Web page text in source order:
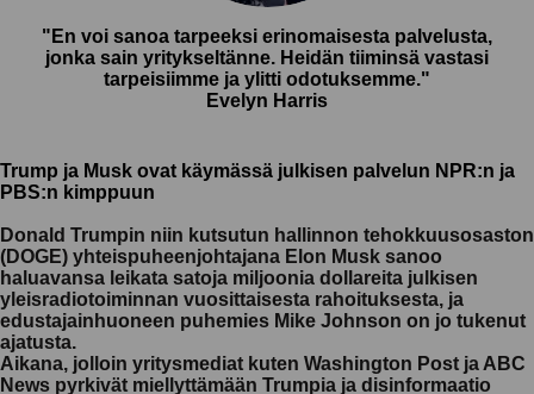
"En voi sanoa tarpeeksi erinomaisesta palvelusta,
jonka sain yritykseltänne. Heidän tiiminsä vastasi
tarpeisiimme ja ylitti odotuksemme."
Evelyn Harris
Trump ja Musk ovat käymässä julkisen palvelun NPR:n ja
PBS:n kimppuun
Donald Trumpin niin kutsutun hallinnon tehokkuusosaston
(DOGE) yhteispuheenjohtajana Elon Musk sanoo
haluavansa leikata satoja miljoonia dollareita julkisen
yleisradiotoiminnan vuosittaisesta rahoituksesta, ja
edustajainhuoneen puhemies Mike Johnson on jo tukenut
ajatusta.
Aikana, jolloin yritysmediat kuten Washington Post ja ABC
News pyrkivät miellyttämään Trumpia ja disinformaatio